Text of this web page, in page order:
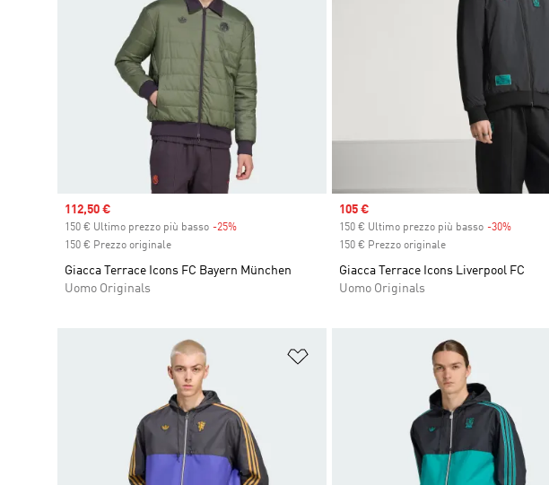
Sale price
112,50 €
150 € Ultimo prezzo più basso -25%
150 € Prezzo originale
Giacca Terrace Icons FC Bayern München
Uomo Originals
Sale price
105 €
150 € Ultimo prezzo più basso -30%Discount
150 € Prezzo originale
Giacca Terrace Icons Liverpool FC
Uomo Originals
Aggiungi alla lista dei desideri